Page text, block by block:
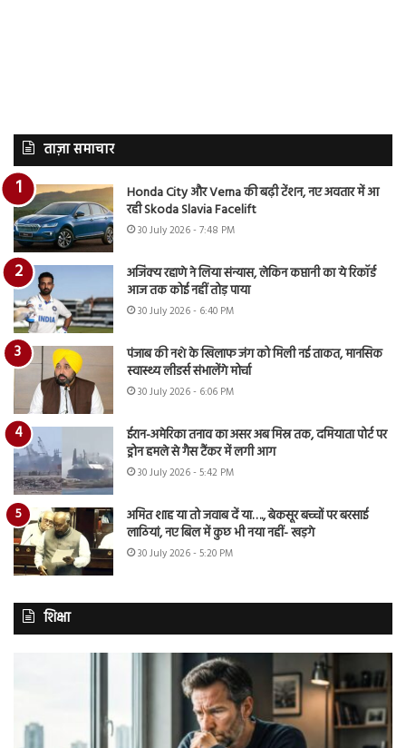
ताज़ा समाचार
Honda City और Verna की बढ़ी टेंशन, नए अवतार में आ
रही Skoda Slavia Facelift
30 July 2026 - 7:48 PM
अजिंक्य रहाणे ने लिया संन्यास, लेकिन कप्तानी का ये रिकॉर्ड
आज तक कोई नहीं तोड़ पाया
30 July 2026 - 6:40 PM
पंजाब की नशे के खिलाफ जंग को मिली नई ताकत, मानसिक
स्वास्थ्य लीडर्स संभालेंगे मोर्चा
30 July 2026 - 6:06 PM
ईरान-अमेरिका तनाव का असर अब मिस्र तक, दमियाता पोर्ट पर
ड्रोन हमले से गैस टैंकर में लगी आग
30 July 2026 - 5:42 PM
अमित शाह या तो जवाब दें या…., बेकसूर बच्चों पर बरसाई
लाठियां, नए बिल में कुछ भी नया नहीं- खड़गे
30 July 2026 - 5:20 PM
शिक्षा